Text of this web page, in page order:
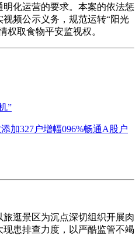
化运营的要求。本案的依法惩
频公示义务，规范运转“阳光
权取食物平安监视权。
”
加327户增幅096%畅通A股户
逛景区为沉点深切组织开展肉
患排查力度，以严酷监管不竭